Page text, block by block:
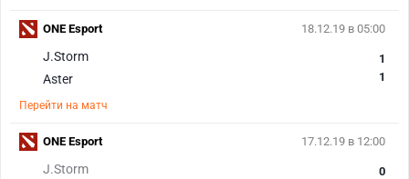
18.12.19 в 05:00
J.Storm
Aster
1
1
Перейти на матч
ONE Esport
17.12.19 в 12:00
J.Storm
0
ONE Esport